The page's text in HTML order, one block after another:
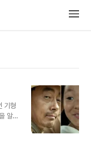
기형
알건
네의
. 푹